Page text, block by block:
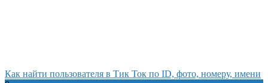
Как найти пользователя в Тик Ток по ID, фото, номеру, имени